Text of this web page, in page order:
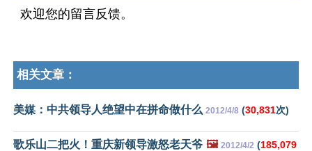
欢迎您的留言反馈。
相关文章：
美媒：中共领导人绝望中在拼命做什么 2012/4/8 (30,831次)
歌乐山二把火！重庆新领导激怒老天爷 🖼️ 2012/4/2 (185,079